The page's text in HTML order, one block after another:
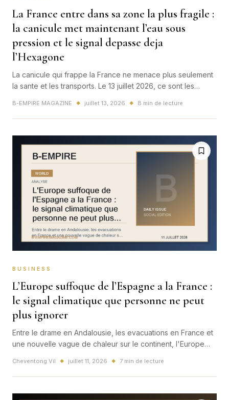
La France entre dans sa zone la plus fragile :
la canicule met maintenant l’eau sous
pression et le signal depasse deja
l’Hexagone
La canicule qui frappe la France ne menace plus seulement
la sante et les transports. Le 13 juillet 2026, ce sont les
entrent en zone rouge.
B-EMPIRE MAGAZINE ◆ juillet 13, 2026 ◆ 8 min de lecture
BUSINESS
L’Europe suffoque de l’Espagne a la France :
le signal climatique que personne ne peut
plus ignorer
Entre le drame en Andalousie, les evacuations en France et
une nouvelle vague de chaleur sur le continent, l'Europe
comme une anomalie passagere.
Cheventong Vil ◆ juillet 11, 2026 ◆ 7 min de lecture